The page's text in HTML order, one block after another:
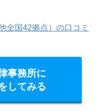
全国42拠点）の口コミ
事務所に
してみる